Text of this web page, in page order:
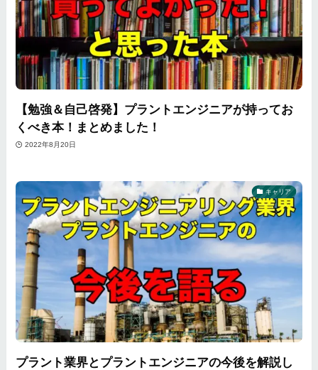
【勉強＆自己啓発】プラントエンジニアが持ってお
くべき本！まとめました！
2022年8月20日
キャリア
プラント業界とプラントエンジニアの今後を解説し